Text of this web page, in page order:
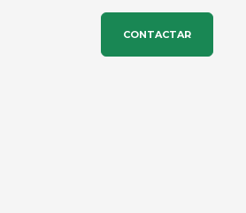
CONTACTAR